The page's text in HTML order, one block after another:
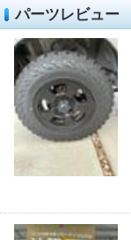
パーツレビュー